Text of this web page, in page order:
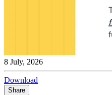
8 July, 2026
Download​​​​‌ ‍ ​‍​‍‌‍ ‌ ​‍‌‍‍‌‌‍‌ ‌‍‍‌‌‍ ‍​‍​‍​ ‍‍​‍​‍‌ ​ ‌‍​‌‌‍ ‍‌‍‍‌‌ ‌​‌ ‍‌​‍ ‍‌‍‍‌‌‍ ​‍​‍​‍ ​​‍​‍‌‍‍​‌ ​‍‌‍‌‌‌‍‌‍​‍​‍​ ‍‍​‍​‍‌‍‍​‌ ‌​‌ ‌​‌ ​​​ ‍‍​‍ ​‍ ‌‍ ​‌‍ ‌‍​ ‌‍​‌‌‍ ​‌‍‍​‌‍ ‌ ​ ‌ ‌​​ ‍‍​ ​ ​ ​ ​ ​ ​ ​ ​‍ ‌‍‍‌‌‍ ‍‌ ‌​‌‍‌‌‌‍ ‍‌ ‌​​‍ ‌‍‌‌‌‍‌​‌‍‍‌‌ ‌​​‍ ‌‍ ‌‌‍ ‌‍‌​‌‍‌‌​ ‌‌ ​​‌ ​‍‌‍‌‌‌ ​ ‌‍‌‌‌‍ ‍‌ ‌​‌‍​‌‌ ‌​‌‍‍‌‌‍ ‌‍ ‍​ ‍ ‌‍‍‌‌‍‌​​ ‌​ ​‌‌‍​ ​ ‍‌‌‍​‌​ ‌ ​ ‌‌​ ‌​​ ​‌​‍ ‌‌‍‌‌‌‍​ ‌‍‌‌​ ​‌​‍ ‌​ ‌​​ ‍‌‌‍‌‍‌‍‌‌​‍ ‌‌‍​‌‌‍‌‌​ ‌‌​ ‌ ​‍ ‌‌‍​ ​ ‌‍‌‍​ ​ ‍​‌‍‌​​ ‌‌​ ​‍​ ​ ​ ‍‌​ ​‌​ ​‌​ ​‌​ ‍ ‌ ‌​‌ ‍‌‌ ​​‌‍‌‌​ ‌‌‍ ‍‌‍‌‌‌ ‌ ‌ ​ ​ ‍ ‌ ​​‌‍​‌‌ ‌​‌‍‍​​ ‌‌‍‌​‌‍ ‌ ‌ ‌‍ ‍‌‍ ​‌‍ ‌‍​‌‌‍‌​‌ ​ ‌​​‌‌‍ ‍‌‍‌​‌​ ​‌‍‍‌‌‍ ‍‌‍‍ ‌ ​ ​‍‌‌​ ‌‌‌​​‍‌‌ ‌‍‍ ‌‍‌‌‌ ‍‌​‍‌‌​ ​ ‌​‌​​‍‌‌​ ​ ‌​‌​​‍‌‌​ ​‍​ ​‍​ ‍‌‌‍‌‌​ ​‌​ ‌‌​ ‌​​ ​​​ ​ ​ ​‍​ ‌‌​ ‌‍​ ‌ ‌‍​‍​‍‌‌​ ​‍​ ​‍​‍‌‌​ ‌‌‌​‌​​‍ ‍‌ ‌​‌‍‍‌‌ ‌​‌‍ ​‌‍‌‌​ ‌‍​‍‌‍​‌‌ ​ ‌‍‌‌‌‌‌‌‌ ​‍‌‍ ​​ ‌‌‍‍​‌ ‌​‌ ‌​‌ ​​​‍‌‌​ ​ ‌​​‌​‍‌‌​ ​‍‌​‌‍​‍‌‌​ ​‍‌​‌‍‌‍ ​‌‍ ‌‍​ ‌‍​‌‌‍ ​‌‍‍​‌‍ ‌ ​ ‌ ‌​​‍‌‌​ ​ ‌​​‌​ ​ ​ ​ ​ ​ ​ ​ ​‍‌‍‌‍‍‌‌‍‌​​ ‌​ ​‌‌‍​ ​ ‍‌‌‍​‌​ ‌ ​ ‌‌​ ‌​​ ​‌​‍ ‌‌‍‌‌‌‍​ ‌‍‌‌​ ​‌​‍ ‌​ ‌​​ ‍‌‌‍‌‍‌‍‌‌​‍ ‌‌‍​‌‌‍‌‌​ ‌‌​ ‌ ​‍ ‌‌‍​ ​ ‌‍‌‍​ ​ ‍​‌‍‌​​ ‌‌​ ​‍​ ​ ​ ‍‌​ ​‌​ ​‌​ ​‌​‍‌‍‌ ‌​‌ ‍‌‌ ​​‌‍‌‌​ ‌‌‍ ‍‌‍‌‌‌ ‌ ‌ ​ ​‍‌‍‌ ​​‌‍​‌‌ ‌​‌‍‍​​ ‌‌‍‌​‌‍ ‌ ‌ ‌‍ ‍‌‍ ​‌‍ ‌‍​‌‌‍‌​‌ ​ ‌​​‌‌‍ ‍‌‍‌​‌​ ​‌‍‍‌‌‍ ‍‌‍‍ ‌ ​ ​‍‌‌​ ‌‌‌​​‍‌‌ ‌‍‍ ‌‍‌‌‌ ‍‌​‍‌‌​ ​ ‌​‌​​‍‌‌​ ​ ‌​‌​​‍‌‌​ ​‍​ ​‍​ ‍‌‌‍‌‌​ ​‌​ ‌‌​ ‌​​ ​​​ ​ ​ ​‍​ ‌‌​ ‌‍​ ‌ ‌‍​‍​‍‌‌​ ​‍​ ​‍​‍‌‌​ ‌‌‌​‌​​‍ ‍‌ ‌​‌‍‍‌‌ ‌​‌‍ ​‌‍‌‌​‍‌‍‌ ​​‌‍‌‌‌ ​‍‌ ​ ‌ ​​‌‍‌‌‌‍​ ‌ ‌​‌‍‍‌‌ ‌‍‌‍‌‌​ ‌‌ ​​‌ ‌‌‌‍​‍‌‍ ​‌‍‍‌‌ ​ ‌‍‍​‌‍‌‌‌‍‌​​‍​‍‌ ‌
Share